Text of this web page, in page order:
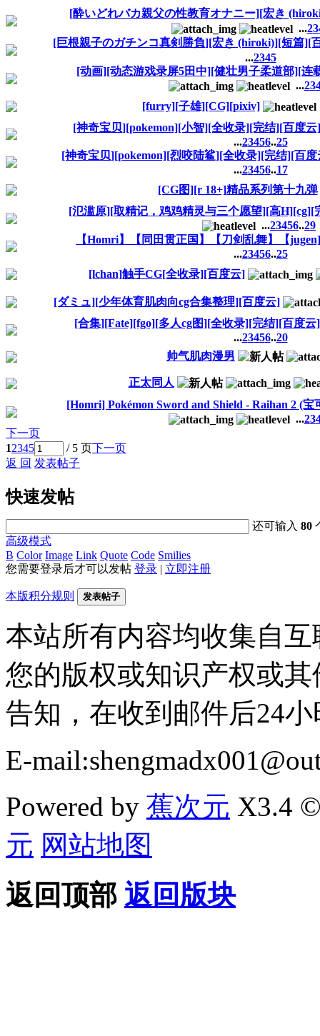
[酔いどれバカ親父の性教育オナニー][宏き
...23
[巨根親子のガチンコ真剣勝負][宏き (hiroki)][短篇][
...2345
[动画][动态游戏录屏5田中][健壮男子柔道部][连
...23
[furry][子雄][CG][pixiv]
[神奇宝贝][pokemon][小智][全收录][完结][百度云]
...23456..25
[神奇宝贝][pokemon][烈咬陆鲨][全收录][完结][百度
...23456..17
[CG图][r 18+]精品系列第十九弹
[氾滥原][取精记，鸡鸡精灵与三个愿望][高H][cg][
...23456..29
【Homri】【同田贯正国】【刀剑乱舞】【
...23456..25
[lchan]触手CG[全收录][百度云]
[ダミュ][少年体育肌肉向cg合集整理][百度云]
[合集][Fate][fgo][多人cg图][全收录][完结][百度云]
...23456..20
帅气肌肉漫男
正太同人
[Homri] Pokémon Sword and Shield - Raihan 2 (
...23
下一页
12345 / 5 页下一页
返 回 发表帖子
快速发帖
还可输入80
高级模式
B Color Image Link Quote Code Smilies
您需要登录后才可以发帖 登录 | 立即注册
本版积分规则 发表帖子
本站所有内容均收集自
您的版权或知识产权或
告知，在收到邮件后24
E-
Powered by 蕉次元 X3.4
元 网站地图
返回顶部 返回版块